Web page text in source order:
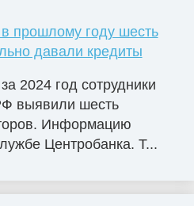
прошлому году шесть
давали кредиты
2024 год сотрудники
выявили шесть
Информацию
Центробанка. Т...